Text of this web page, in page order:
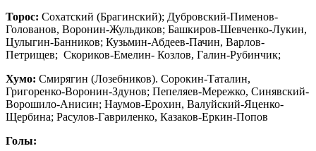
Торос: Сохатский (Брагинский); Дубровский-Пименов-
Голованов, Воронин-Жульдиков; Башкиров-Шевченко-Лукин,
Цулыгин-Банников; Кузьмин-Абдеев-Пачин, Варлов-
Петрищев; Скориков-Емелин- Козлов, Галин-Рубинчик;
Хумо: Смирягин (Лозебников). Сорокин-Таталин,
Григоренко-Воронин-Здунов; Пепеляев-Мережко, Синявский-
Ворошило-Анисин; Наумов-Ерохин, Валуйский-Яценко-
Щербина; Расулов-Гавриленко, Казаков-Еркин-Попов
Голы: